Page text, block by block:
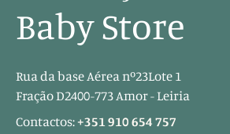
Baby Store
Rua da base Aérea nº23Lote 1
Fração D2400-773 Amor - Leiria
Contactos: +351 910 654 757